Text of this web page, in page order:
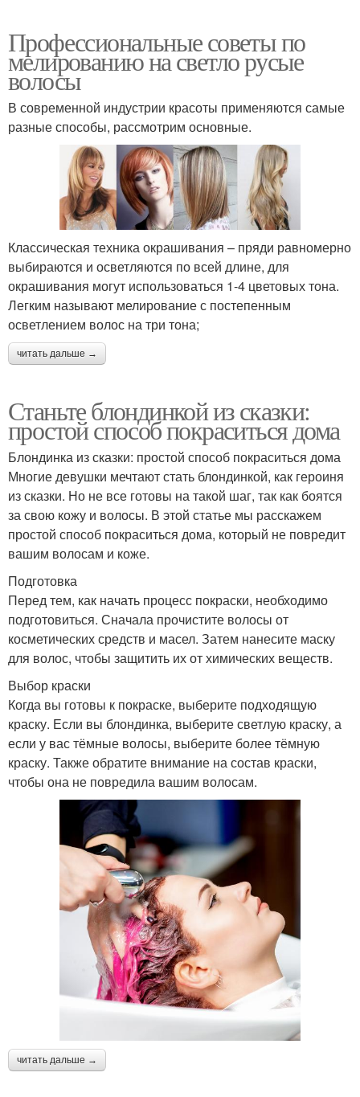
Профессиональные советы по
мелированию на светло русые
волосы
В современной индустрии красоты применяются самые
разные способы, рассмотрим основные.
Классическая техника окрашивания – пряди равномерно
выбираются и осветляются по всей длине, для
окрашивания могут использоваться 1-4 цветовых тона.
Легким называют мелирование с постепенным
осветлением волос на три тона;
читать дальше →
Станьте блондинкой из сказки:
простой способ покраситься дома
Блондинка из сказки: простой способ покраситься дома
Многие девушки мечтают стать блондинкой, как героиня
из сказки. Но не все готовы на такой шаг, так как боятся
за свою кожу и волосы. В этой статье мы расскажем
простой способ покраситься дома, который не повредит
вашим волосам и коже.
Подготовка
Перед тем, как начать процесс покраски, необходимо
подготовиться. Сначала прочистите волосы от
косметических средств и масел. Затем нанесите маску
для волос, чтобы защитить их от химических веществ.
Выбор краски
Когда вы готовы к покраске, выберите подходящую
краску. Если вы блондинка, выберите светлую краску, а
если у вас тёмные волосы, выберите более тёмную
краску. Также обратите внимание на состав краски,
чтобы она не повредила вашим волосам.
читать дальше →